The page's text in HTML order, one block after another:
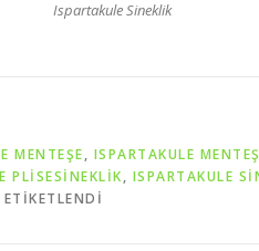
Ispartakule Sineklik
MENTEŞE, ISPARTAKULE
PLİSESİNEKLİK, ISPARTAKULE